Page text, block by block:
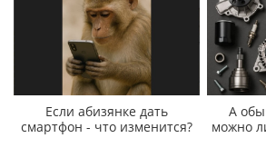
Если абизянке дать
смартфон - что изменится?
А
можно